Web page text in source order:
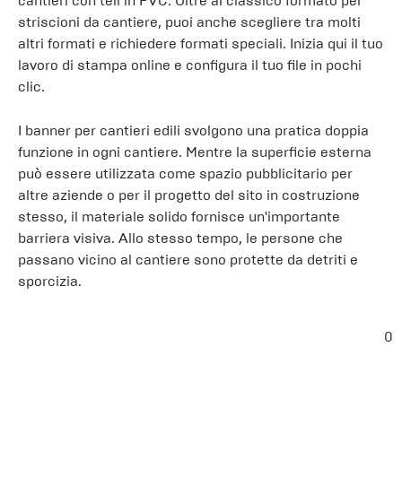
striscioni da cantiere, puoi anche scegliere tra molti
altri formati e richiedere formati speciali. Inizia qui il tuo
lavoro di stampa online e configura il tuo file in pochi
clic.
I banner per cantieri edili svolgono una pratica doppia
funzione in ogni cantiere. Mentre la superficie esterna
può essere utilizzata come spazio pubblicitario per
altre aziende o per il progetto del sito in costruzione
stesso, il materiale solido fornisce un'importante
barriera visiva. Allo stesso tempo, le persone che
passano vicino al cantiere sono protette da detriti e
sporcizia.
0